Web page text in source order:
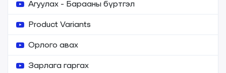
Агуулах - Барааны бүртгэл
Product Variants
Орлого авах
Зарлага гаргах